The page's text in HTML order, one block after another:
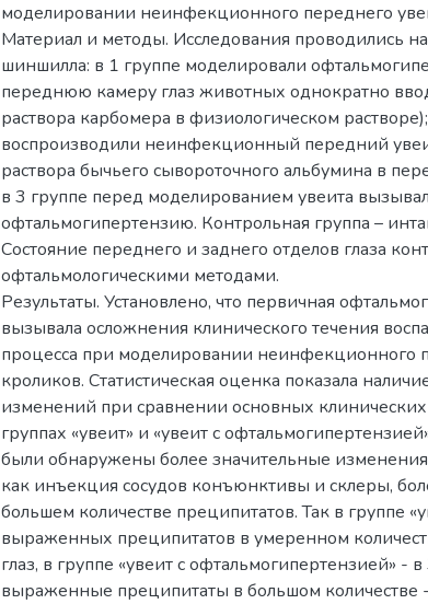
моделировании неинфекционного переднего
Материал и методы. Исследования проводились
шиншилла: в 1 группе моделировали
переднюю камеру глаз животных однократно
раствора карбомера в физиологическом
воспроизводили неинфекционный передний
раствора бычьего сывороточного альбумина в
в 3 группе перед моделированием увеита
офтальмогипертензию. Контрольная группа –
Состояние переднего и заднего отделов глаза
офтальмологическими методами.
Результаты. Установлено, что первичная
вызывала осложнения клинического течения
процесса при моделировании неинфекционного
кроликов. Статистическая оценка показала
изменений при сравнении основных
группах «увеит» и «увеит с
были обнаружены более значительные изменения
как инъекция сосудов конъюнктивы и склеры,
большем количестве преципитатов. Так в группе
выраженных преципитатов в умеренном
глаз, в группе «увеит с офтальмогипертензией» -
выраженные преципитаты в большом количестве